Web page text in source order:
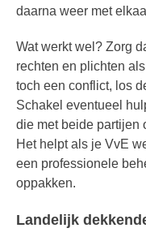
daarna weer met
Wat werkt wel? Zorg
rechten en plichten
toch een conflict, los
Schakel eventueel
die met beide partijen
Het helpt als je VvE
een professionele
oppakken.
Landelijk